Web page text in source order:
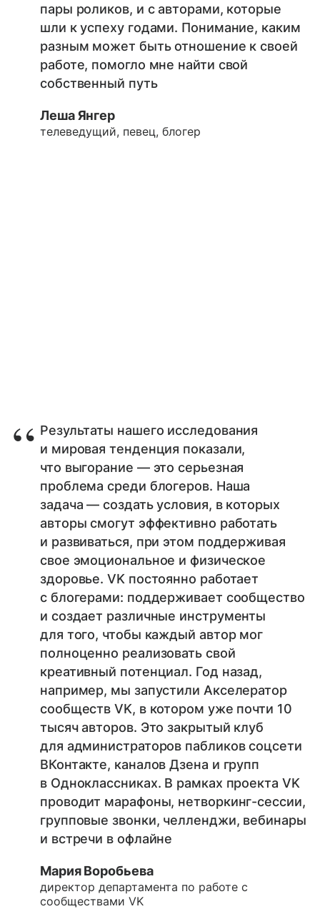
пары роликов, и с авторами, которые
шли к успеху годами. Понимание, каким
разным может быть отношение к своей
работе, помогло мне найти свой
собственный путь
Леша Янгер
телеведущий, певец, блогер
Результаты нашего исследования
и мировая тенденция показали,
что выгорание — это серьезная
проблема среди блогеров. Наша
задача — создать условия, в которых
авторы смогут эффективно работать
и развиваться, при этом поддерживая
свое эмоциональное и физическое
здоровье. VK постоянно работает
с блогерами: поддерживает сообщество
и создает различные инструменты
для того, чтобы каждый автор мог
полноценно реализовать свой
креативный потенциал. Год назад,
например, мы запустили Акселератор
сообществ VK, в котором уже почти 10
тысяч авторов. Это закрытый клуб
для администраторов пабликов соцсети
ВКонтакте, каналов Дзена и групп
в Одноклассниках. В рамках проекта VK
проводит марафоны, нетворкинг-сессии,
групповые звонки, челленджи, вебинары
и встречи в офлайне
Мария Воробьева
директор департамента по работе с
сообществами VK